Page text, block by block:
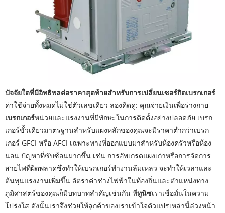
ปัจจัยใดที่มีอิทธิพลต่อราคาสุดท้ายสำหรับการเปลี่ยนเซอร์กิตเบรกเกอร์
ค่าใช้จ่ายทั้งหมดไม่ใช่ตัวเลขเดียว ลองคิดดู: คุณจ่ายเงินเพื่อร่างกาย
เบรกเกอร์หน่วยและแรงงานที่มีทักษะในการติดตั้งอย่างปลอดภัย เบรก
เกอร์ขั้วเดียวมาตรฐานสำหรับแผงหลักของคุณจะมีราคาต่ำกว่าเบรก
เกอร์ GFCI หรือ AFCI เฉพาะทางที่ออกแบบมาสำหรับห้องครัวหรือห้อง
นอน ปัญหาที่ซับซ้อนมากขึ้น เช่น การอัพเกรดแผงเก่าหรือการจัดการ
สายไฟที่ผิดพลาดซึ่งทำให้เบรกเกอร์ทำงานล้มเหลว จะทำให้เวลาและ
ต้นทุนแรงงานเพิ่มขึ้น อัตราค่าช่างไฟฟ้าในท้องถิ่นและตำแหน่งทาง
ภูมิศาสตร์ของคุณก็มีบทบาทสำคัญเช่นกัน ที่ทูนิซเราเชื่อมั่นในความ
โปร่งใส ดังนั้นเราจึงช่วยให้ลูกค้าของเราเข้าใจตัวแปรเหล่านี้ล่วงหน้า